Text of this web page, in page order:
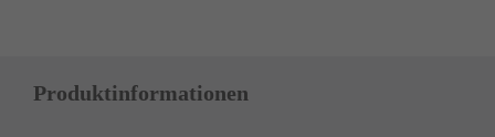
Produktinformationen